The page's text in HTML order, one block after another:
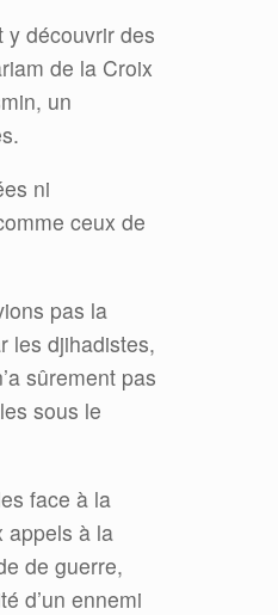
y découvrir des
de la Croix
un
ni
ceux de
pas la
les djihadistes,
sûrement pas
sous le
face à la
appels à la
de guerre,
d’un ennemi